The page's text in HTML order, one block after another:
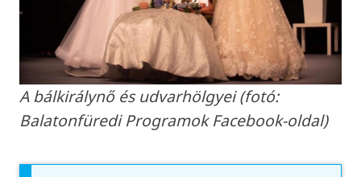
A bálkirálynő és udvarhölgyei (fotó:
Balatonfüredi Programok Facebook-oldal)